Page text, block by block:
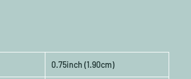
0.75inch (1.90cm)